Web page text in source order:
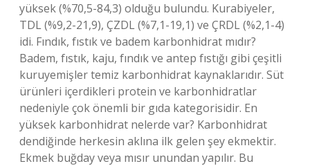
yüksek (%70,5-84,3) olduğu bulundu. Kurabiyeler,
TDL (%9,2-21,9), ÇZDL (%7,1-19,1) ve ÇRDL (%2,1-4)
idi. Fındık, fıstık ve badem karbonhidrat mıdır?
Badem, fıstık, kaju, fındık ve antep fıstığı gibi çeşitli
kuruyemişler temiz karbonhidrat kaynaklarıdır. Süt
ürünleri içerdikleri protein ve karbonhidratlar
nedeniyle çok önemli bir gıda kategorisidir. En
yüksek karbonhidrat nelerde var? Karbonhidrat
dendiğinde herkesin aklına ilk gelen şey ekmektir.
Ekmek buğday veya mısır unundan yapılır. Bu